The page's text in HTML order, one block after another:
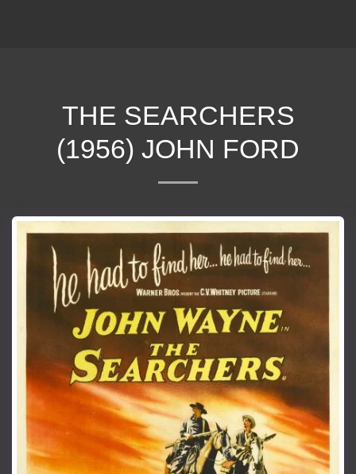
THE SEARCHERS
(1956) JOHN FORD